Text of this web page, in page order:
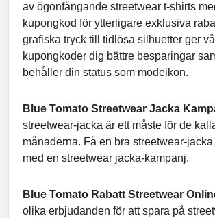
av ögonfångande streetwear t-shirts
kupongkod för ytterligare exklusiva
grafiska tryck till tidlösa silhuetter ger
kupongkoder dig bättre besparingar
behåller din status som modeikon.
Blue Tomato Streetwear Jacka
streetwear-jacka är ett måste för de
månaderna. Få en bra streetwear-
med en streetwear jacka-kampanj.
Blue Tomato Rabatt Streetwear
olika erbjudanden för att spara på